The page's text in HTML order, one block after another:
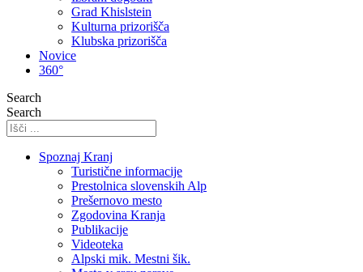
Grad Khislstein
Kulturna prizorišča
Klubska prizorišča
Novice
360°
Search
Search
Spoznaj Kranj
Turistične informacije
Prestolnica slovenskih Alp
Prešernovo mesto
Zgodovina Kranja
Publikacije
Videoteka
Alpski mik. Mestni šik.